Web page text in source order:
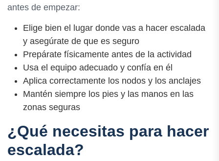
antes de empezar:
Elige bien el lugar donde vas a hacer escalada
y asegúrate de que es seguro
Prepárate físicamente antes de la actividad
Usa el equipo adecuado y confía en él
Aplica correctamente los nodos y los anclajes
Mantén siempre los pies y las manos en las
zonas seguras
¿Qué necesitas para hacer
escalada?